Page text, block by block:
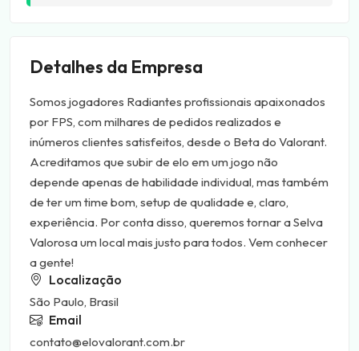
Detalhes da Empresa
Somos jogadores Radiantes profissionais apaixonados
por FPS, com milhares de pedidos realizados e
inúmeros clientes satisfeitos, desde o Beta do Valorant.
Acreditamos que subir de elo em um jogo não
depende apenas de habilidade individual, mas também
de ter um time bom, setup de qualidade e, claro,
experiência. Por conta disso, queremos tornar a Selva
Valorosa um local mais justo para todos. Vem conhecer
a gente!
Localização
São Paulo, Brasil
Email
contato@elovalorant.com.br